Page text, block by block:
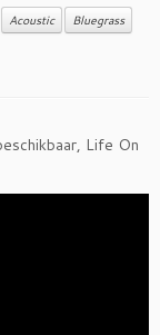
Acoustic
Bluegrass
Life On